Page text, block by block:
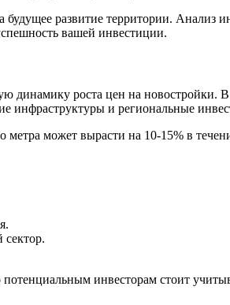
развитие территории. Анализ
вашей инвестиции.
динамику роста цен на
инфраструктуры и региональные
может вырасти на 10-15% в
инвесторам стоит